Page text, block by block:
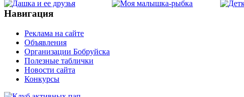
Навигация
Реклама на сайте
Объявления
Организации Бобруйска
Полезные таблички
Новости сайта
Конкурсы